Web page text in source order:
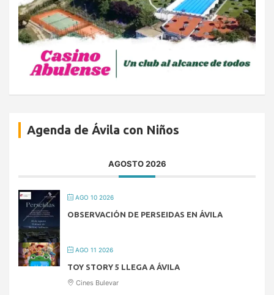
Agenda de Ávila con Niños
AGOSTO 2026
AGO 10 2026
OBSERVACIÓN DE PERSEIDAS EN ÁVILA
AGO 11 2026
TOY STORY 5 LLEGA A ÁVILA
Cines Bulevar